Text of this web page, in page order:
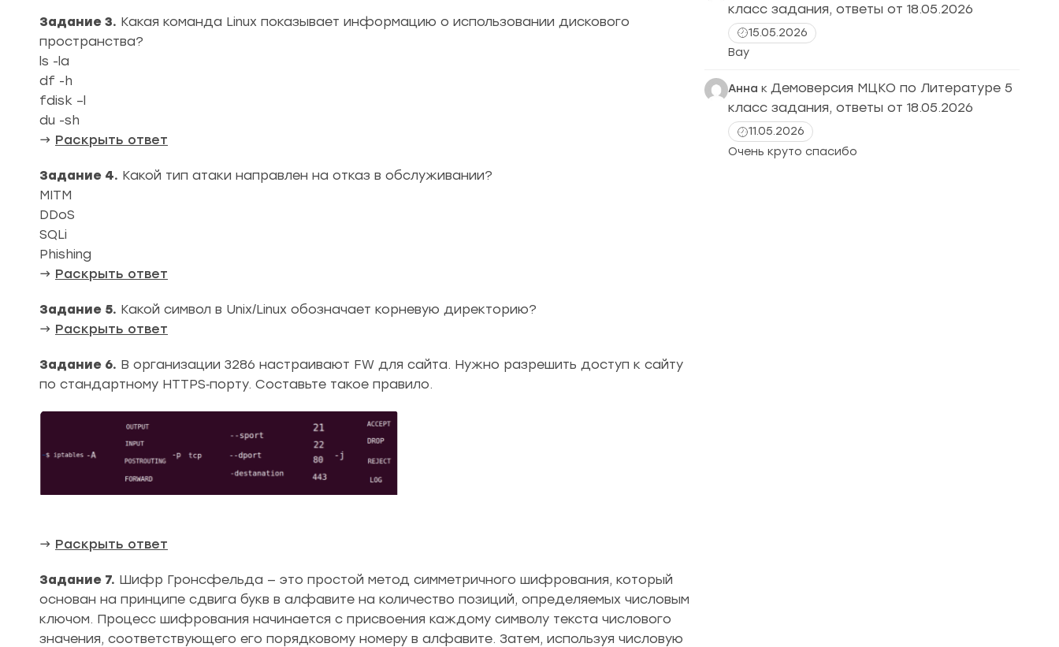
Задание 3. Какая команда Linux показывает информацию о использовании дискового
пространства?
ls -la
df -h
fdisk –l
du -sh
→ Раскрыть ответ
Задание 4. Какой тип атаки направлен на отказ в обслуживании?
MITM
DDoS
SQLi
Phishing
→ Раскрыть ответ
Задание 5. Какой символ в Unix/Linux обозначает корневую директорию?
→ Раскрыть ответ
Задание 6. В организации 3286 настраивают FW для сайта. Нужно разрешить доступ к сайту
по стандартному HTTPS‑порту. Составьте такое правило.
→ Раскрыть ответ
Задание 7. Шифр Гронсфельда — это простой метод симметричного шифрования, который
основан на принципе сдвига букв в алфавите на количество позиций, определяемых числовым
ключом. Процесс шифрования начинается с присвоения каждому символу текста числового
значения, соответствующего его порядковому номеру в алфавите. Затем, используя числовую
класс задания, ответы от 18.05.2026
15.05.2026
Вау
Анна к Демоверсия МЦКО по Литературе 5
класс задания, ответы от 18.05.2026
11.05.2026
Очень круто спасибо